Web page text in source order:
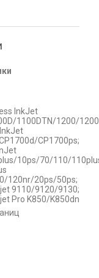
InkJet
1100DTN/1200/
CP1700ps;
10ps/70/110/
120nr/20ps/50ps;
9110/9120/9130;
Pro K850/K850dn